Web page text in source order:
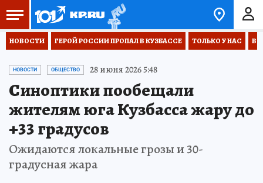
НОВОСТИ ГЕРОЙ РОССИИ ПРОПАЛ В КУЗБАССЕ ТОЛЬКО У НАС
НОВОСТИ ОБЩЕСТВО 28 июня 2026 5:48
Синоптики пообещали
жителям юга Кузбасса жару до
+33 градусов
Ожидаются локальные грозы и 30-
градусная жара